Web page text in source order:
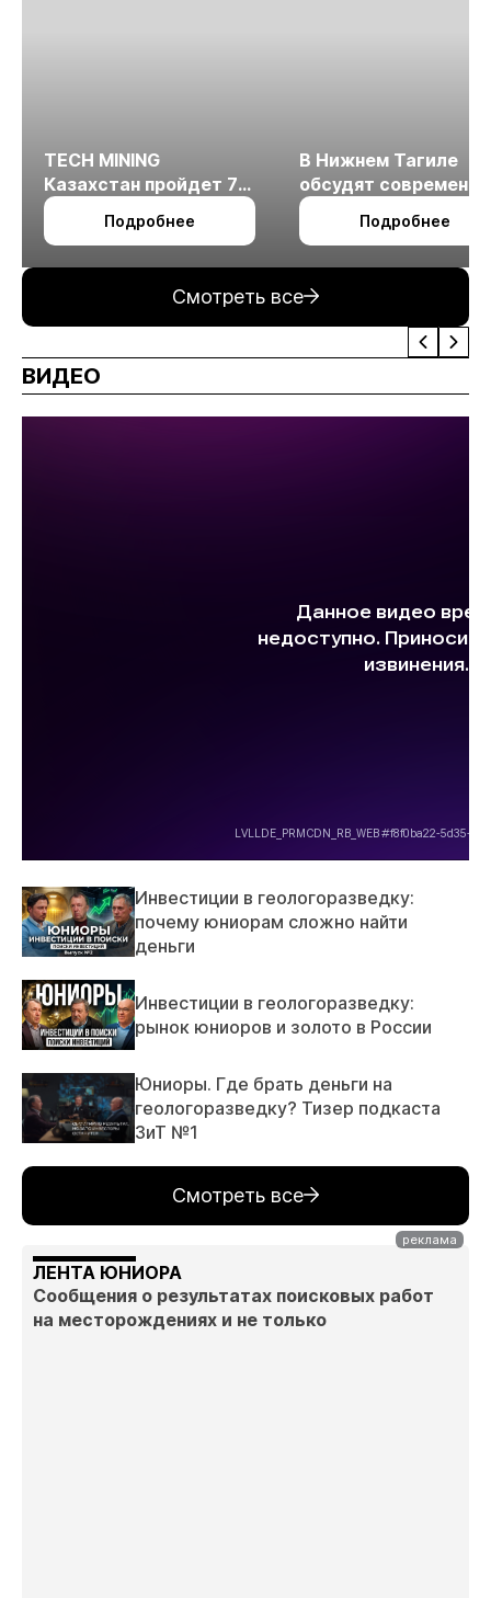
TECH MINING
Казахстан пройдет 7
октября в Алматы
Подробнее
В Нижнем Тагиле
обсудят
технологии
измельчения
Подробнее
Смотреть все
ВИДЕО
Инвестиции в геологоразведку:
почему юниорам сложно найти
деньги
Инвестиции в геологоразведку:
рынок юниоров и золото в России
Юниоры. Где брать деньги на
геологоразведку? Тизер подкаста
ЗиТ №1
Смотреть все
ЛЕНТА ЮНИОРА
Сообщения о результатах поисковых работ
на месторождениях и не только